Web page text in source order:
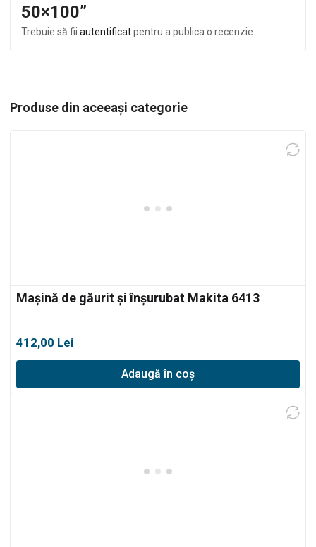
50×100”
Trebuie să fii autentificatpentru a publica o recenzie.
Produse din aceeași categorie
Mașină de găurit și înșurubat Makita 6413
412,00 Lei
Adaugă în coș